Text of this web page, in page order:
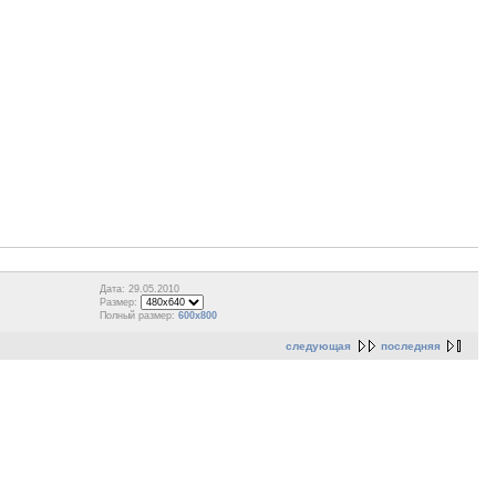
Дата: 29.05.2010
Размер:
Полный размер: 600x800
следующая последняя